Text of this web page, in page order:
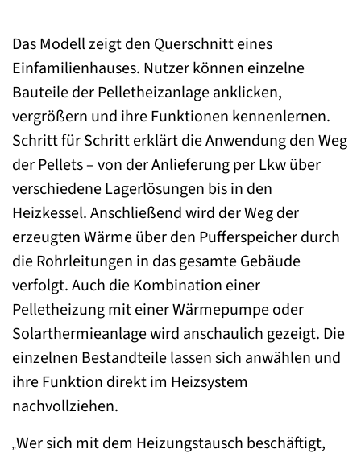
Das Modell zeigt den Querschnitt eines
Einfamilienhauses. Nutzer können einzelne
Bauteile der Pelletheizanlage anklicken,
vergrößern und ihre Funktionen kennenlernen.
Schritt für Schritt erklärt die Anwendung den Weg
der Pellets – von der Anlieferung per Lkw über
verschiedene Lagerlösungen bis in den
Heizkessel. Anschließend wird der Weg der
erzeugten Wärme über den Pufferspeicher durch
die Rohrleitungen in das gesamte Gebäude
verfolgt. Auch die Kombination einer
Pelletheizung mit einer Wärmepumpe oder
Solarthermieanlage wird anschaulich gezeigt. Die
einzelnen Bestandteile lassen sich anwählen und
ihre Funktion direkt im Heizsystem
nachvollziehen.
Wer sich mit dem Heizungstausch beschäftigt,